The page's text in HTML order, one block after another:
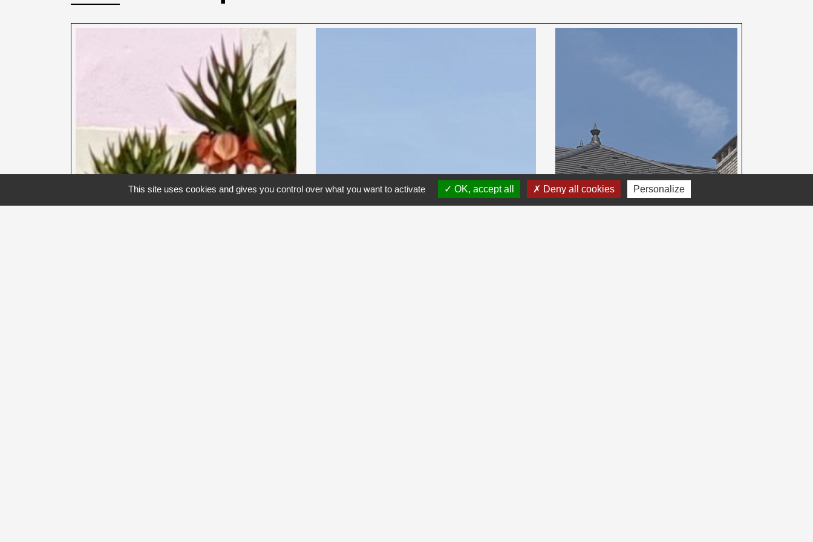
This site uses cookies and gives you control over what you want to activate OK, accept all Deny all cookies Personalize